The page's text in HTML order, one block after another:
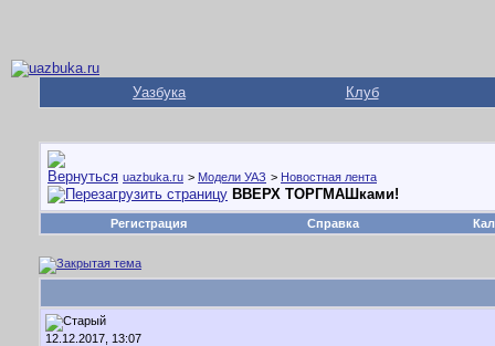
Уазбука Клуб
uazbuka.ru > Модели УАЗ > Новостная лента
ВВЕРХ ТОРГМАШками!
Регистрация Справка
12.12.2017, 13:07